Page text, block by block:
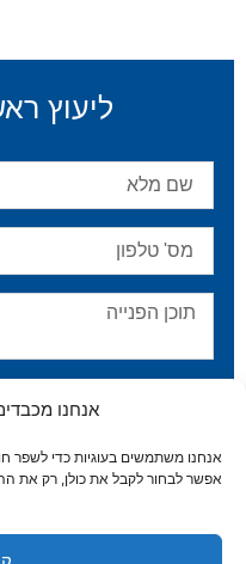
אנחנו
אנחנו משתמשים בעוגיות כדי לשפר
אפשר לבחור לקבל את כולן, רק את
ליעוץ